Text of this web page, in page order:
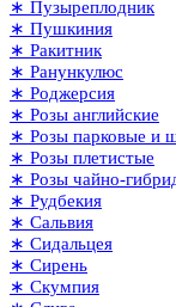
∗ Пузыреплодник
∗ Пушкиния
∗ Ракитник
∗ Ранункулюс
∗ Роджерсия
∗ Розы английские
∗ Розы парковые и
∗ Розы плетистые
∗ Розы чайно-
∗ Рудбекия
∗ Сальвия
∗ Сидальцея
∗ Сирень
∗ Скумпия